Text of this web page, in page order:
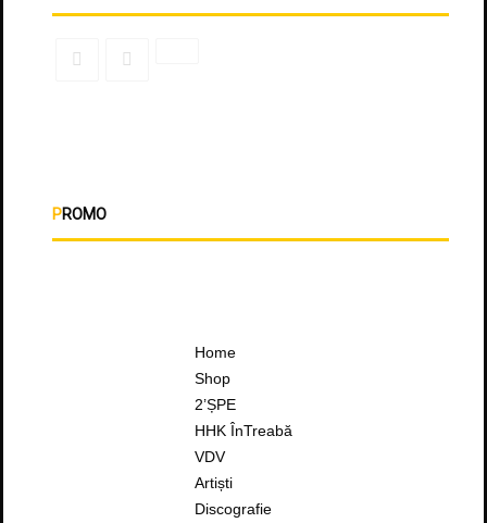
PROMO
Home
Shop
2’ȘPE
HHK ÎnTreabă
VDV
Artiști
Discografie